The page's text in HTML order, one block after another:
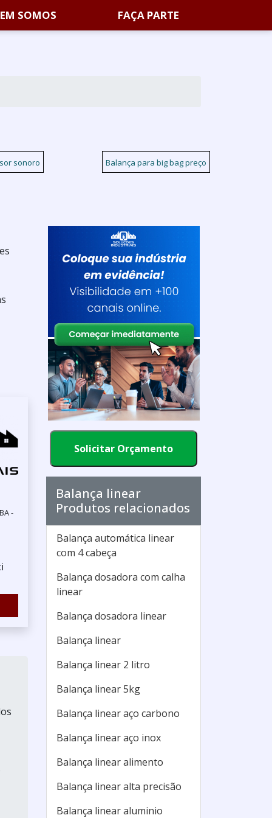
SOMOS FAÇA PARTE
sonoro Balança para big bag preço
-
Solicitar Orçamento
Balança linear
Produtos relacionados
Balança automática linear
com 4 cabeça
Balança dosadora com calha
linear
Balança dosadora linear
Balança linear
Balança linear 2 litro
Balança linear 5kg
Balança linear aço carbono
Balança linear aço inox
Balança linear alimento
Balança linear alta precisão
Balança linear aluminio